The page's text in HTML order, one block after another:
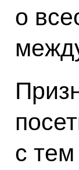
о
с